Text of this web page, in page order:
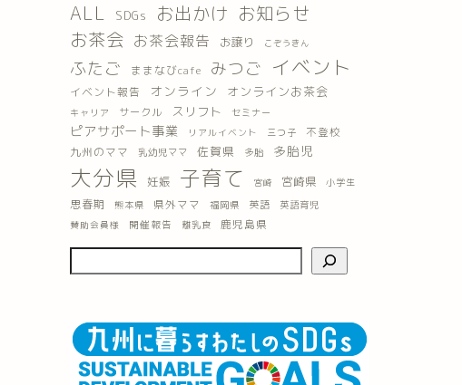
ALL SDGs お出かけ お知らせ
お茶会 お茶会報告 お譲り こぞうきん
ふたご ままなびcafe みつご イベント
イベント報告 オンライン オンラインお茶会
キャリア サークル スリフト セミナー
ピアサポート事業 リアルイベント 三つ子 不登校
九州のママ 乳幼児ママ 佐賀県 多胎 多胎児
大分県 妊娠 子育て 宮崎 宮崎県 小学生
思春期 熊本県 県外ママ 福岡県 英語 英語育児
賛助会員様 開催報告 離乳食 鹿児島県